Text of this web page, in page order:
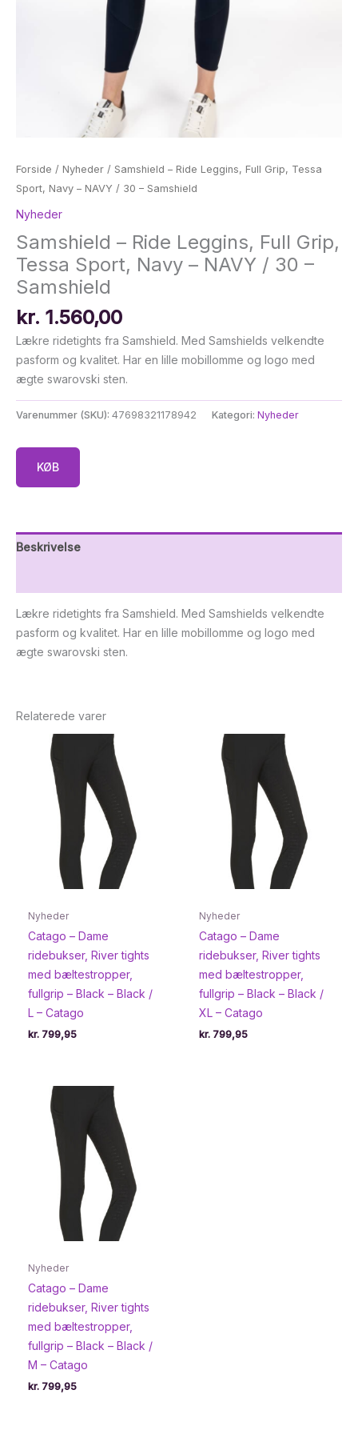
Forside / Nyheder / Samshield – Ride Leggins, Full Grip, Tessa
Sport, Navy – NAVY / 30 – Samshield
Nyheder
Samshield – Ride Leggins, Full Grip,
Tessa Sport, Navy – NAVY / 30 –
Samshield
kr. 1.560,00
Lækre ridetights fra Samshield. Med Samshields velkendte
pasform og kvalitet. Har en lille mobillomme og logo med
ægte swarovski sten.
Varenummer (SKU): 47698321178942 Kategori: Nyheder
KØB
Beskrivelse
Lækre ridetights fra Samshield. Med Samshields velkendte
pasform og kvalitet. Har en lille mobillomme og logo med
ægte swarovski sten.
Relaterede varer
Nyheder
Catago – Dame
ridebukser, River tights
med bæltestropper,
fullgrip – Black – Black /
L – Catago
kr. 799,95
Nyheder
Catago – Dame
ridebukser, River tights
med bæltestropper,
fullgrip – Black – Black /
XL – Catago
kr. 799,95
Nyheder
Catago – Dame
ridebukser, River tights
med bæltestropper,
fullgrip – Black – Black /
M – Catago
kr. 799,95